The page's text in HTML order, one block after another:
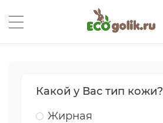
Какой у Вас тип кожи?
Жирная